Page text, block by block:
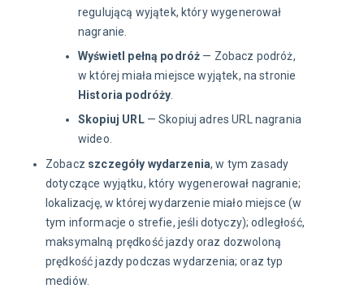
regulującą wyjątek, który wygenerował
nagranie.
Wyświetl pełną podróż — Zobacz podróż,
w której miała miejsce wyjątek, na stronie
Historia podróży
Skopiuj URL— Skopiuj adres URL nagrania
wideo.
Zobacz szczegóły wydarzenia, w tym zasady
dotyczące wyjątku, który wygenerował nagranie;
lokalizację, w której wydarzenie miało miejsce (w
tym informacje o strefie, jeśli dotyczy); odległość,
maksymalną prędkość jazdy oraz dozwoloną
prędkość jazdy podczas wydarzenia; oraz typ
mediów.